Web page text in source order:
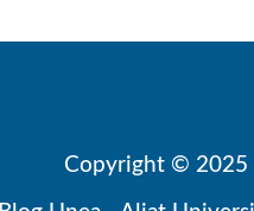
Copyright © 2025